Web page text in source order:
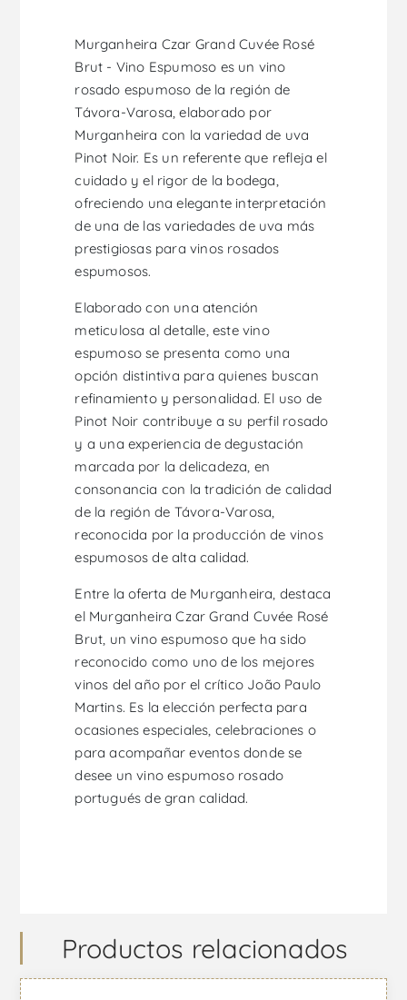
Murganheira Czar Grand Cuvée Rosé
Brut - Vino Espumoso es un vino
rosado espumoso de la región de
Távora-Varosa, elaborado por
Murganheira con la variedad de uva
Pinot Noir. Es un referente que refleja el
cuidado y el rigor de la bodega,
ofreciendo una elegante interpretación
de una de las variedades de uva más
prestigiosas para vinos rosados
espumosos.
Elaborado con una atención
meticulosa al detalle, este vino
espumoso se presenta como una
opción distintiva para quienes buscan
refinamiento y personalidad. El uso de
Pinot Noir contribuye a su perfil rosado
y a una experiencia de degustación
marcada por la delicadeza, en
consonancia con la tradición de calidad
de la región de Távora-Varosa,
reconocida por la producción de vinos
espumosos de alta calidad.
Entre la oferta de Murganheira, destaca
el Murganheira Czar Grand Cuvée Rosé
Brut, un vino espumoso que ha sido
reconocido como uno de los mejores
vinos del año por el crítico João Paulo
Martins. Es la elección perfecta para
ocasiones especiales, celebraciones o
para acompañar eventos donde se
desee un vino espumoso rosado
portugués de gran calidad.
Productos relacionados